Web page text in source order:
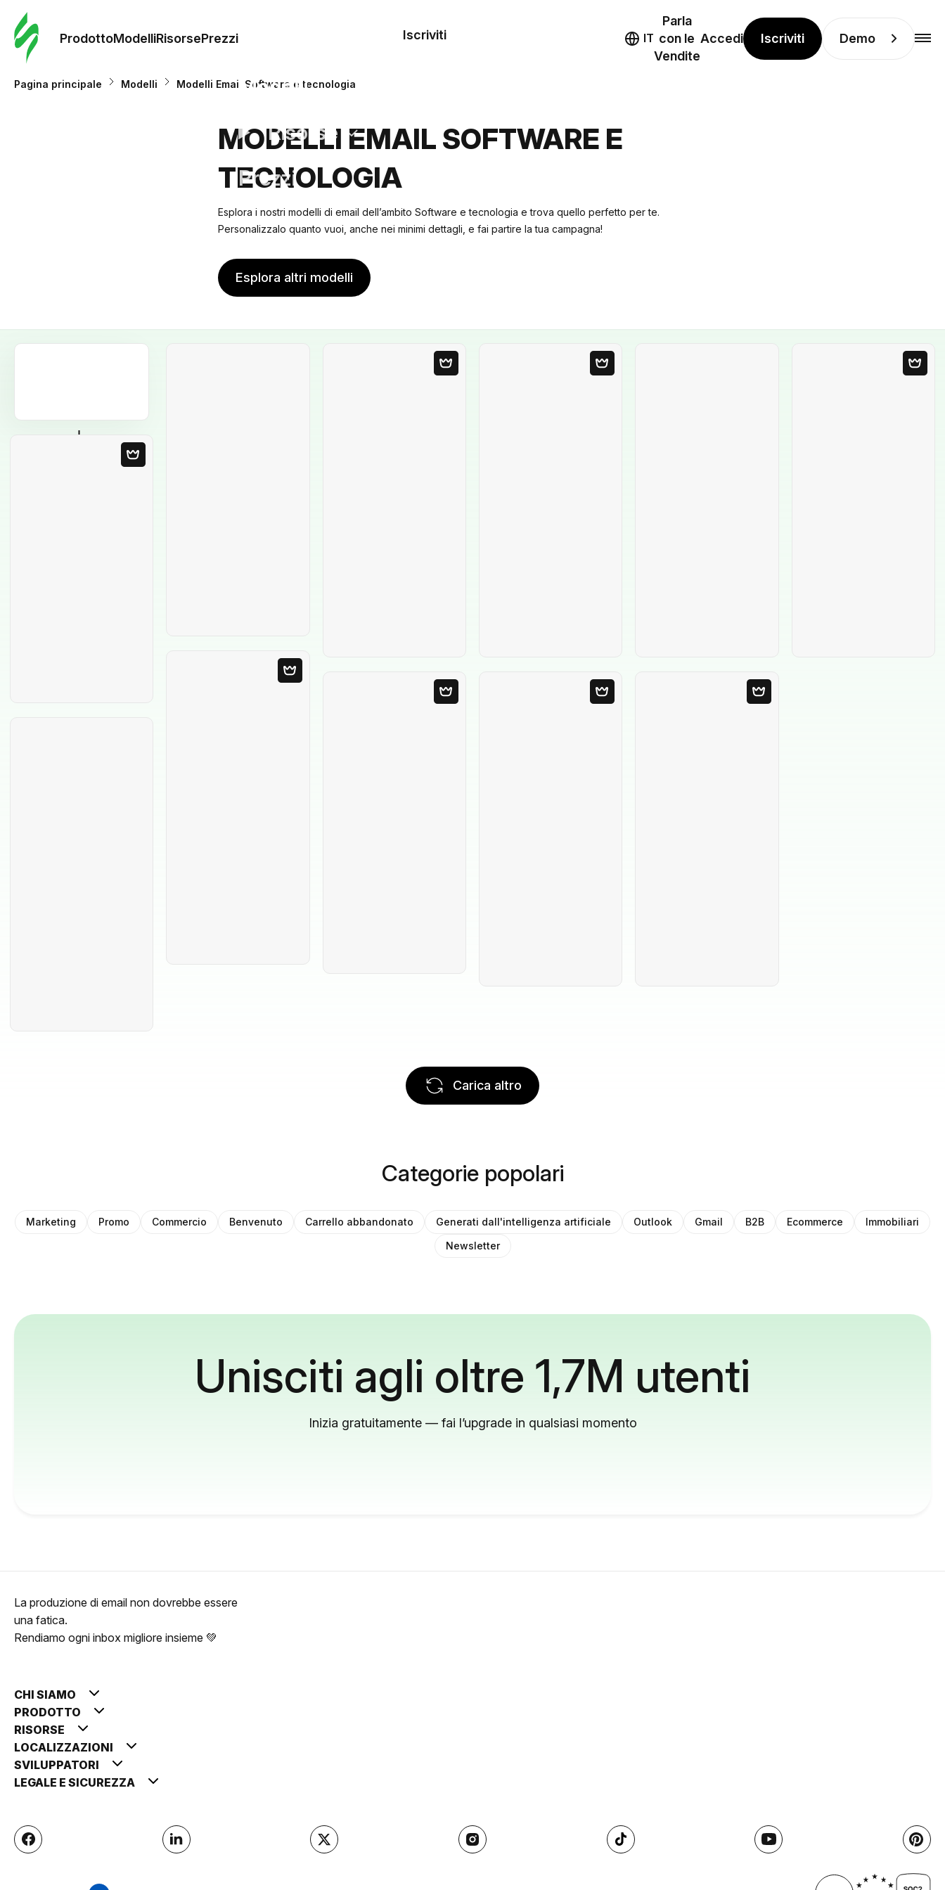
ProdottoModelliRisorsePrezzi
Modelli
Risorse
Prezzi
Iscriviti IT
Parla
con le
Vendite
Accedi Iscriviti Demo
Pagina principale Modelli Modelli Email Software e tecnologia
MODELLI EMAIL SOFTWARE E
TECNOLOGIA
Esplora i nostri modelli di email dell’ambito Software e tecnologia e trova quello perfetto per te.
Personalizzalo quanto vuoi, anche nei minimi dettagli, e fai partire la tua campagna!
Esplora altri modelli
Carica altro
Categorie popolari
Marketing Promo Commercio Benvenuto Carrello abbandonato Generati dall'intelligenza artificiale Outlook Gmail B2B Ecommerce
Immobiliari
Newsletter
Unisciti agli oltre 1,7M utenti
Inizia gratuitamente — fai l’upgrade in qualsiasi momento
La produzione di email non dovrebbe essere
una fatica.
Rendiamo ogni inbox migliore insieme 💚
CHI SIAMO
PRODOTTO
RISORSE
LOCALIZZAZIONI
SVILUPPATORI
LEGALE E SICUREZZA